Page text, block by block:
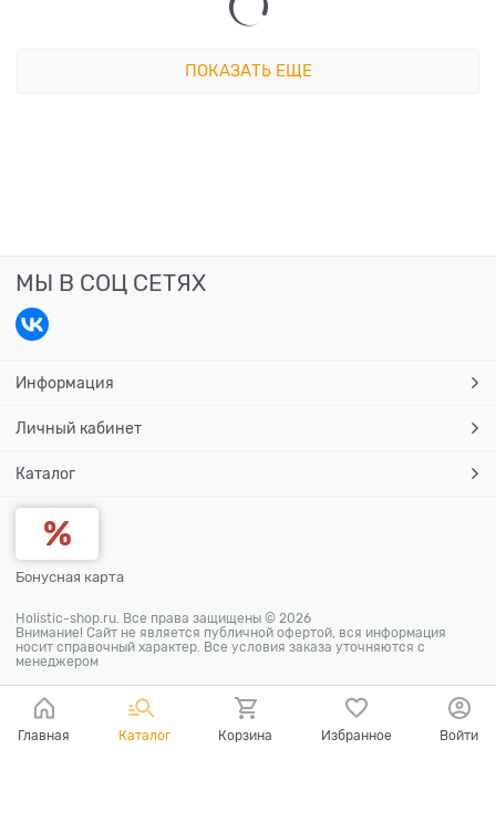
ПОКАЗАТЬ ЕЩЕ
МЫ В СОЦ СЕТЯХ
Информация
Личный кабинет
Каталог
Бонусная карта
Holistic-shop.ru. Все права защищены © 2026
Внимание! Сайт не является публичной офертой, вся информация
носит справочный характер. Все условия заказа уточняются с
менеджером
Главная Каталог Корзина Избранное Войти